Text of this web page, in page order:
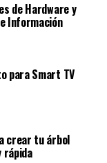
de Hardware y
Información
para Smart TV
crear tu árbol
rápida